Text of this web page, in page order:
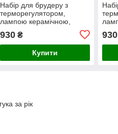
Набір для брудеру з
терморегулятором,
лампою керамічною,
патроном, килимком для
обігріву - №10
930₴
Купити
930
за рік